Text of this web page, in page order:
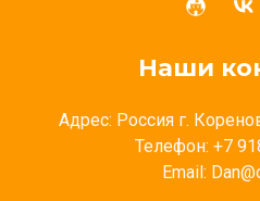
Наши
Адрес: Россия г.
Телефон: +7
Email: